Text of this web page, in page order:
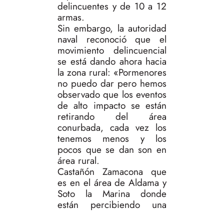
delincuentes y de 10 a 12
armas.
Sin embargo, la autoridad
naval reconoció que el
movimiento delincuencial
se está dando ahora hacia
la zona rural: «Pormenores
no puedo dar pero hemos
observado que los eventos
de alto impacto se están
retirando del área
conurbada, cada vez los
tenemos menos y los
pocos que se dan son en
área rural.
Castañón Zamacona que
es en el área de Aldama y
Soto la Marina donde
están percibiendo una